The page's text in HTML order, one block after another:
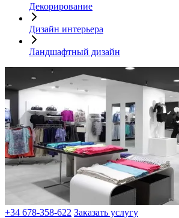
Декорирование
Дизайн интерьера
Ландшафтный дизайн
+34 678-358-622 Заказать услугу